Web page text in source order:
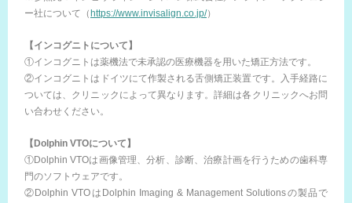
ー社について（ https://www.invisalign.co.jp/）
【インコグニトについて】
①インコグニトは薬機法で未承認の医療機器を用いた矯正方法です。
②インコグニトはドイツにて作製される舌側矯正装置です。入手経路に
ついては、クリニックによって異なります。詳細は各クリニックへお問
い合わせください。
【Dolphin VTOについて】
①Dolphin VTOは画像管理、分析、診断、治療計画を行うための歯科専
門のソフトウェアです。
②Dolphin VTOはDolphin Imaging & Management Solutionsの製品で